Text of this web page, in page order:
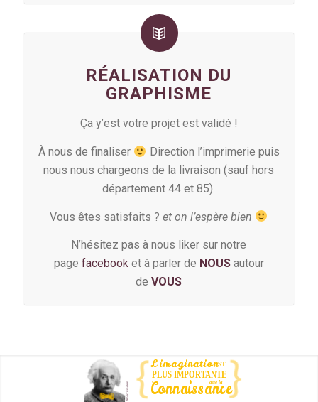
RÉALISATION DU
GRAPHISME
Ça y’est votre projet est validé !
À nous de finaliser
Direction l’imprimerie puis
nous nous chargeons de la livraison (sauf hors
département 44 et 85).
Vous êtes satisfaits ?et on l’espère bien
N’hésitez pas à nous liker sur notre
page facebook et à parler de NOUSautour
deVOUS
L'imagination
PLUS IMPORTANTE
Connaissance
Albert Einstein que la
EST